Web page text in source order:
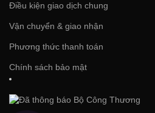
Điều kiện giao dịch chung
Vận chuyển & giao nhận
Phương thức thanh toán
Chính sách bảo mật